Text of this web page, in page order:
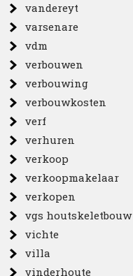
vandereyt
varsenare
vdm
verbouwen
verbouwing
verbouwkosten
verf
verhuren
verkoop
verkoopmakelaar
verkopen
vgs houtskeletbouw
vichte
villa
vinderhoute